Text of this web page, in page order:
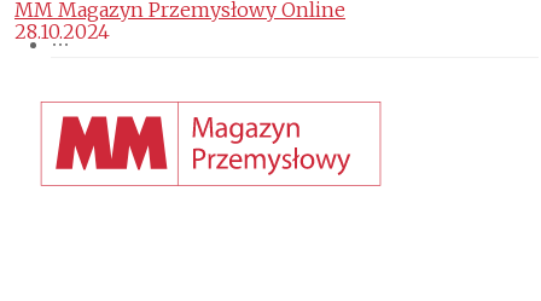
MM Magazyn Przemysłowy Online
28.10.2024